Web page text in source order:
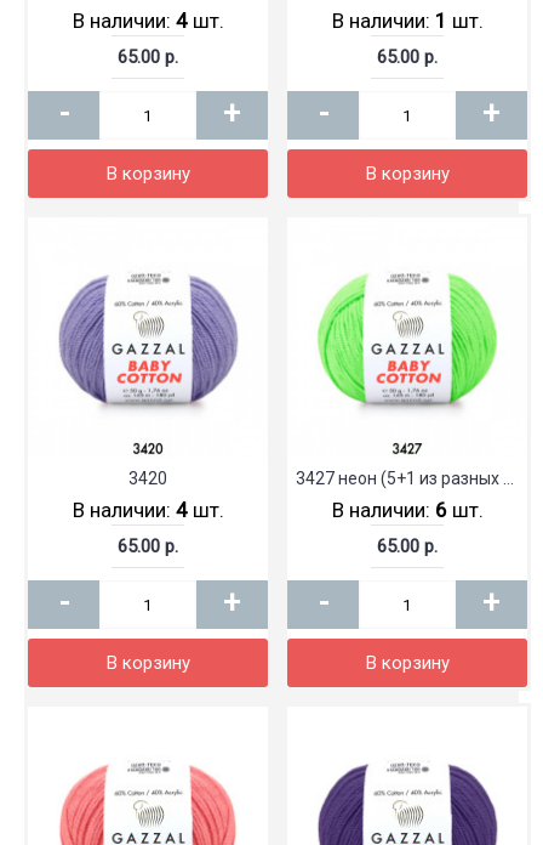
В наличии: 4шт.
65.00 р.
- +
В корзину
В наличии: 1 шт.
65.00 р.
- +
В корзину
3420
В наличии: 4шт.
65.00 р.
- +
В корзину
В наличии: 6шт.
65.00 р.
- +
В корзину